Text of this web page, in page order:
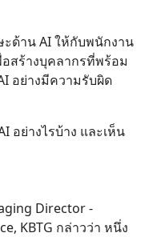
ด้าน AI ให้กับพนักงาน
สร้างบุคลากรที่พร้อม
อย่างมีความรับผิด
อย่างไรบ้าง และเห็น
Director -
KBTG กล่าวว่า หนึ่ง